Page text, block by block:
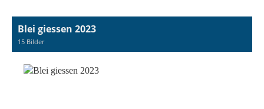
Blei giessen 2023
15 Bilder